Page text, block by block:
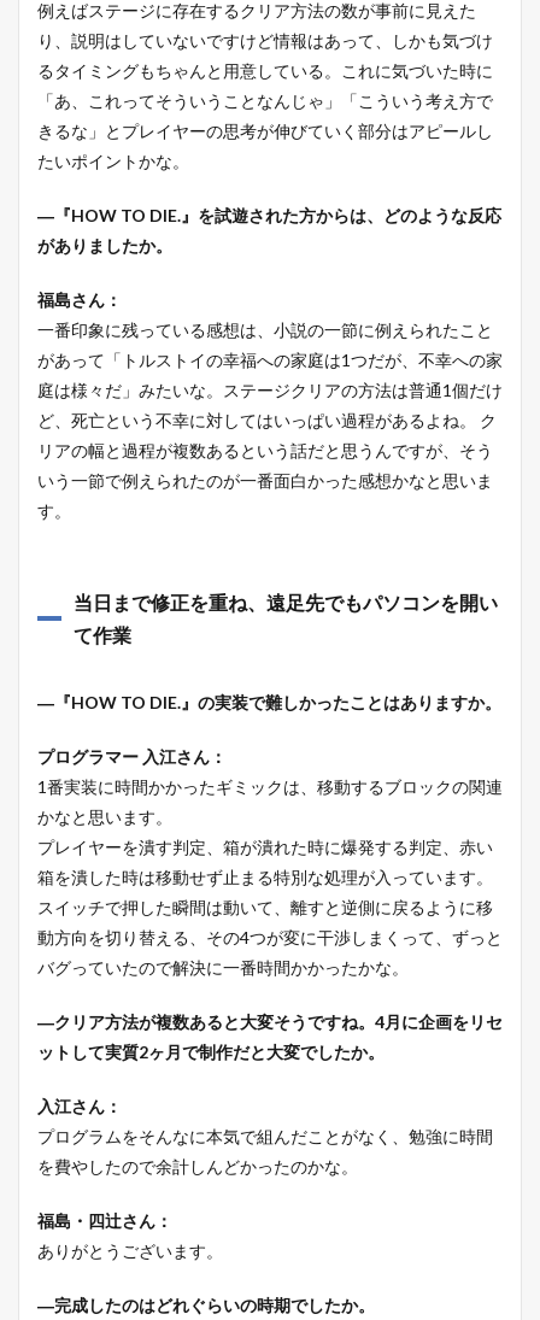
例えばステージに存在するクリア方法の数が事前に見えた
り、説明はしていないですけど情報はあって、しかも気づけ
るタイミングもちゃんと用意している。これに気づいた時に
「あ、これってそういうことなんじゃ」「こういう考え方で
きるな」とプレイヤーの思考が伸びていく部分はアピールし
たいポイントかな。
―『HOW TO DIE.』を試遊された方からは、どのような反応
がありましたか。
福島さん：
一番印象に残っている感想は、小説の一節に例えられたこと
があって「トルストイの幸福への家庭は1つだが、不幸への家
庭は様々だ」みたいな。ステージクリアの方法は普通1個だけ
ど、死亡という不幸に対してはいっぱい過程があるよね。 ク
リアの幅と過程が複数あるという話だと思うんですが、そう
いう一節で例えられたのが一番面白かった感想かなと思いま
す。
当日まで修正を重ね、遠足先でもパソコンを開い
て作業
―『HOW TO DIE.』の実装で難しかったことはありますか。
プログラマー 入江さん：
1番実装に時間かかったギミックは、移動するブロックの関連
かなと思います。
プレイヤーを潰す判定、箱が潰れた時に爆発する判定、赤い
箱を潰した時は移動せず止まる特別な処理が入っています。
スイッチで押した瞬間は動いて、離すと逆側に戻るように移
動方向を切り替える、その4つが変に干渉しまくって、ずっと
バグっていたので解決に一番時間かかったかな。
―クリア方法が複数あると大変そうですね。4月に企画をリセ
ットして実質2ヶ月で制作だと大変でしたか。
入江さん：
プログラムをそんなに本気で組んだことがなく、勉強に時間
を費やしたので余計しんどかったのかな。
福島・四辻さん：
ありがとうございます。
―完成したのはどれぐらいの時期でしたか。